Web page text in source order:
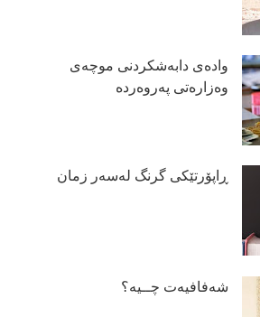
وادەی دابەشكردنی موچەی
وەزارەتی پەروەردە
ڕاپۆرتێكی گرنگ لەسەر زمان
شەفافیەت چــیە؟